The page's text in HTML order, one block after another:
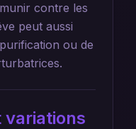
contre les
peut aussi
ou de
variations